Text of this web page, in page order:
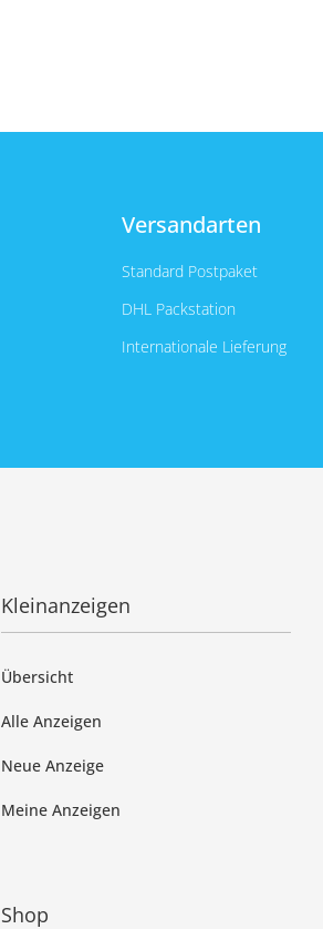
Versandarten
Standard Postpaket
DHL Packstation
Internationale Lieferung
Kleinanzeigen
Übersicht
Alle Anzeigen
Neue Anzeige
Meine Anzeigen
Shop